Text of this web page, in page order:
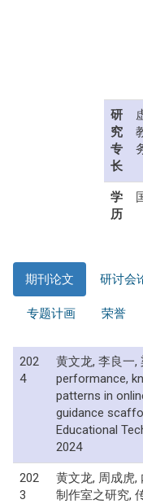
研
究
专
长
学
历
期刊论文 研讨会
专题计画 荣誉
202
4
黄文龙, 李良一,
performance,
patterns in
guidance
Educational
2024
202
3
黄文龙, 周成虎,
制作室之研究,